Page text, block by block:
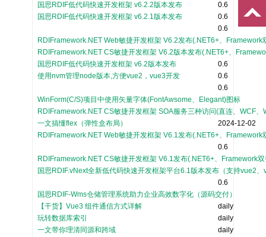
0.6
国思RDIF低代码快速开发框架 v6.2.2版本发布
0.6
国思RDIF低代码快速开发框架 v6.2.1版本发布
0.6
RDIFramework.NET Web敏捷开发框架 V6.2发布(.NET6+、Framework
RDIFramework.NET CS敏捷开发框架 V6.2版本发布(.NET6+、
0.6
国思RDIF低代码快速开发框架 v6.2版本发布
0.6
使用nvm管理node版本,方便vue2，vue3开发
0.6
WinForm(C/S)项目中使用矢量字体(FontAwsome、Elegant)图标
RDIFramework.NET CS敏捷开发框架 SOA服务三种访问(直连、WCF、
一文搞懂flex（弹性盒布局）
2024-12-02
RDIFramework.NET Web敏捷开发框架 V6.1发布(.NET6+、Framework
0.6
RDIFramework.NET CS敏捷开发框架 V6.1发布(.NET6+、Framework
国思RDIF.vNext全新低代码快速开发框架平台6.1版本发布（支持vue2、
0.6
国思RDIF-Wms仓储管理系统助力企业高效数字化（源码交付）
【干货】Vue3 组件通信方式详解
daily
玩转数据库索引
daily
一文带你理清同源和跨域
daily